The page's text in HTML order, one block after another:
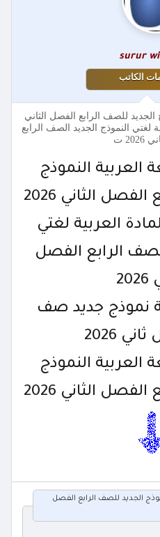
surur
الكاتب
الجديد للصف الرابع الفصل الثاني
لغتي النموذج الجديد الصف الرابع
ت
العربية النموذج
الثاني 2026
العربية لغتي
الرابع الفصل
نموذج جديد صف
2026
العربية النموذج
الثاني 2026
الجديد للصف الرابع الفصل